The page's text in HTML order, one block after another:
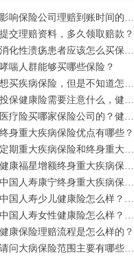
影响保险公司理赔到账时间的情况有什么？
提交理赔资料，多久领取赔款？
消化性溃疡患者应该怎么买保险？
哮喘人群能够买哪些保险？
想买疾病保险，但是不知道怎么选？
投保健康险需要注意什么，健康险免责条款有哪些？
医疗险买哪家保险公司的？健康险和医疗险区别在哪？
终身重大疾病保险优点有哪些？
定期重大疾病保险和终身重大疾病保险有什么区别？
健康福星增额终身重大疾病保险怎么样？
中国人寿康宁终身重大疾病保险怎么样？
中国人寿少儿健康险怎么样？如何购买？
中国人寿女性健康险怎么样？如何购买？
健康保险理赔流程是怎么样的？
请问大病保险范围主要有哪些啊？